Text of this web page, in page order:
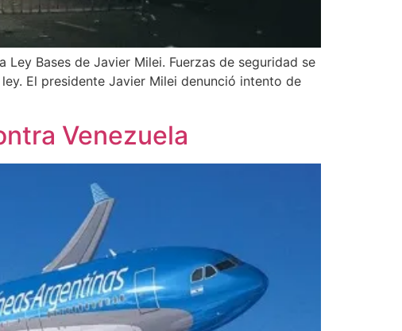
Bases de Javier Milei. Fuerzas de seguridad se
El presidente Javier Milei denunció intento de
Venezuela